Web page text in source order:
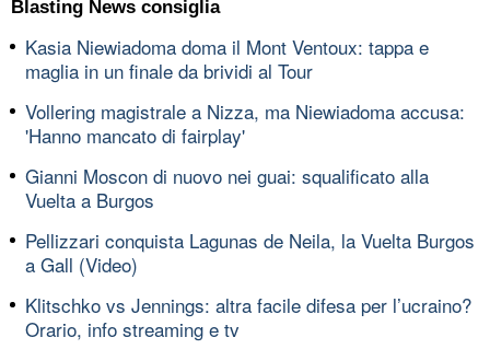
Blasting News consiglia
Kasia Niewiadoma doma il Mont Ventoux: tappa e
maglia in un finale da brividi al Tour
Vollering magistrale a Nizza, ma Niewiadoma accusa:
'Hanno mancato di fairplay'
Gianni Moscon di nuovo nei guai: squalificato alla
Vuelta a Burgos
Pellizzari conquista Lagunas de Neila, la Vuelta Burgos
a Gall (Video)
Klitschko vs Jennings: altra facile difesa per l’ucraino?
Orario, info streaming e tv